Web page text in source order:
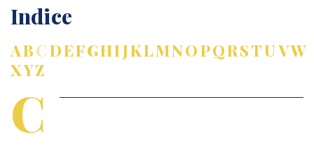
Indice
ABCDEFGHIJKLMNOPQRSTUVW
XYZ
C